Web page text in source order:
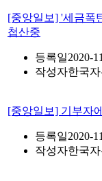
[중앙일보] '세금폭
첩산중
등록일2020-
작성자한국
[중앙일보] 기부자
등록일2020-
작성자한국